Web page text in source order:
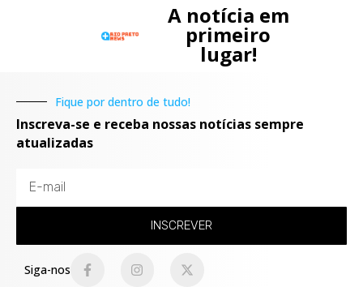
A notícia em
primeiro
lugar!
Fique por dentro de tudo!
Inscreva-se e receba nossas notícias sempre
atualizadas
INSCREVER
Siga-nos